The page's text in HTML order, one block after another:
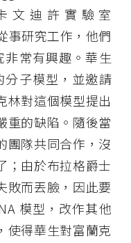
文迪許實驗室
事研究工作，他們
非常有興趣。華生
分子模型，並邀請
林對這個模型提出
重的缺陷。隨後當
團隊共同合作，沒
；由於布拉格爵士
敗而丟臉，因此要
模型，改作其他
使得華生對富蘭克